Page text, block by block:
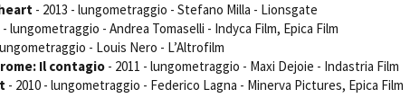
- 2013 - lungometraggio - Stefano Milla - Lionsgate
lungometraggio - Andrea Tomaselli - Indyca Film, Epica Film
- Louis Nero - L’Altrofilm
Il contagio- 2011 - lungometraggio - Maxi Dejoie - Indastria Film
- 2010 - lungometraggio - Federico Lagna - Minerva Pictures, Epica Film